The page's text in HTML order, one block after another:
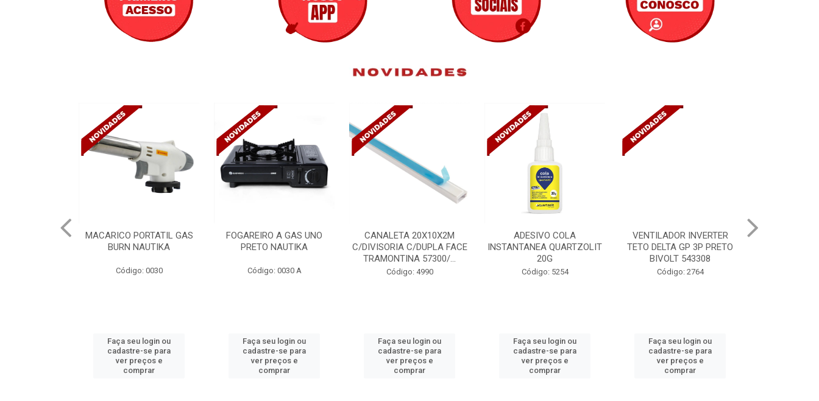
FOGAREIRO A GAS UNO
PRETO NAUTIKA
Código: 0030 A
Faça seu login ou
cadastre-se para
ver preços e
comprar
CANALETA 20X10X2M
C/DIVISORIA C/DUPLA FACE
Código: 4990
Faça seu login ou
cadastre-se para
ver preços e
comprar
ADESIVO COLA
INSTANTANEA QUARTZOLIT
20G
Código: 5254
Faça seu login ou
cadastre-se para
ver preços e
comprar
VENTILADOR INVERTER
TETO DELTA GP 3P PRETO
BIVOLT 543308
Código: 2764
Faça seu login ou
cadastre-se para
ver preços e
comprar
VENTILADOR INVERTER
TETO DELTA GP 3P PRETO
BIVOLT 543302
Código: 2765
Faça seu login ou
cadastre-se para
ver preços e
comprar